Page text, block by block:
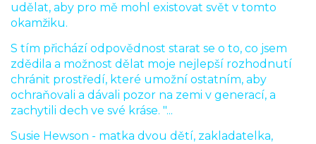
udělat, aby pro mě mohl existovat svět v tomto
okamžiku.
S tím přichází odpovědnost starat se o to, co jsem
zdědila a možnost dělat moje nejlepší rozhodnutí
chránit prostředí, které umožní ostatním, aby
ochraňovali a dávali pozor na zemi v generací, a
zachytili dech ve své kráse. "...
Susie Hewson - matka dvou dětí, zakladatelka,